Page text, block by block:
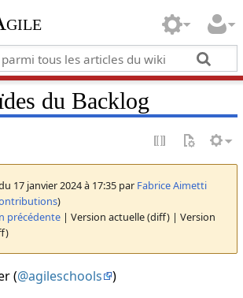
du Backlog
17 janvier 2024 à 17:35 par Fabrice Aimetti
)
précédente| Version actuelle (diff) | Version
(@agileschools
)